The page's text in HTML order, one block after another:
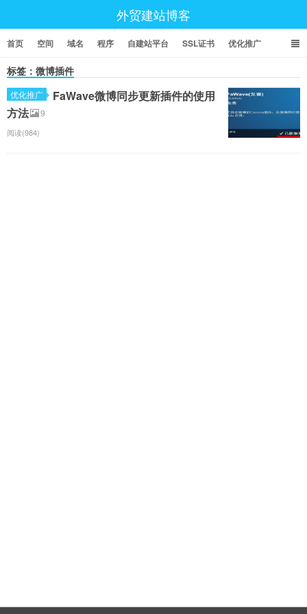
外贸建站博客
首页 空间 域名 程序 自建站平台 SSL证书 优化推广
标签：微博插件
优化推广
FaWave微博同步更新插件的使用
方法
9
阅读(984)